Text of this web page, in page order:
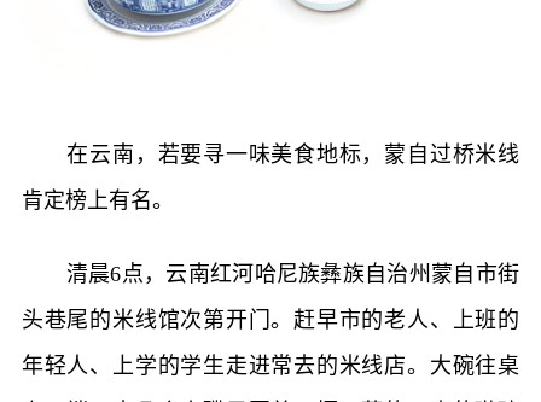
在云南，若要寻一味美食地标，蒙自过桥米线
肯定榜上有名。
清晨6点，云南红河哈尼族彝族自治州蒙自市街
头巷尾的米线馆次第开门。赶早市的老人、上班的
年轻人、上学的学生走进常去的米线店。大碗往桌